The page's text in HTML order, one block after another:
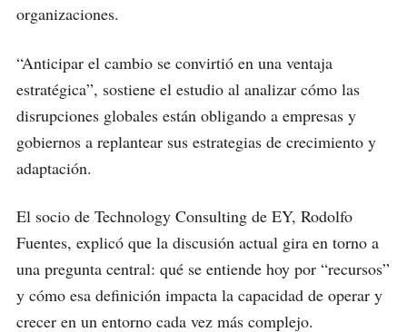
organizaciones.
“Anticipar el cambio se convirtió en una ventaja
estratégica”, sostiene el estudio al analizar cómo las
disrupciones globales están obligando a empresas y
gobiernos a replantear sus estrategias de crecimiento y
adaptación.
El socio de Technology Consulting de EY, Rodolfo
Fuentes, explicó que la discusión actual gira en torno a
una pregunta central: qué se entiende hoy por “recursos”
y cómo esa definición impacta la capacidad de operar y
crecer en un entorno cada vez más complejo.